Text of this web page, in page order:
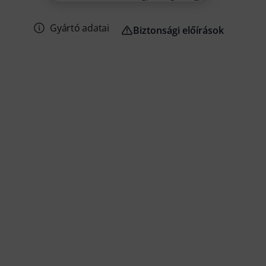
Gyártó adatai Biztonsági előírások